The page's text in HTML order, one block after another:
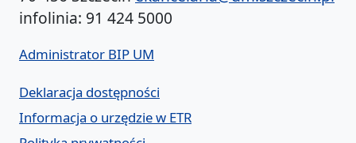
infolinia: 91 424 5000
Administrator BIP UM
Deklaracja dostępności
Informacja o urzędzie w ETR